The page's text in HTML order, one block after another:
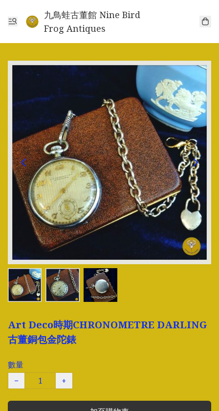
九鳥蛙古董館 Nine Bird
Frog Antiques
Art Deco時期CHRONOMETRE DARLING
古董銅包金陀錶
數量
−
+